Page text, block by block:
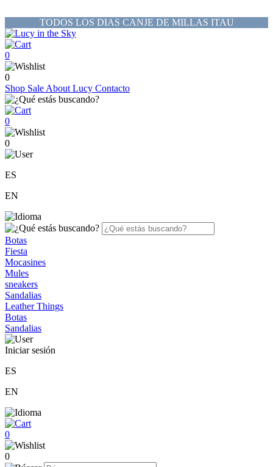
TODOS LOS DIAS CANJE DE MILLAS ITAU
0
0
Shop Sale About Lucy Contacto
0
0
ES
EN
Botas
Fiesta
Mocasines
Mules
sneakers
Sandalias
Leather Things
Botas
Sandalias
Iniciar sesión
ES
EN
0
0